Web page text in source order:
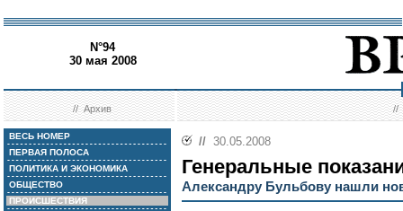
N°94
30 мая 2008
//Архив //
ВЕСЬ НОМЕР
ПЕРВАЯ ПОЛОСА
ПОЛИТИКА И ЭКОНОМИКА
ОБЩЕСТВО
ПРОИСШЕСТВИЯ
// 30.05.2008
Генеральные
Александру Бульбову нашли